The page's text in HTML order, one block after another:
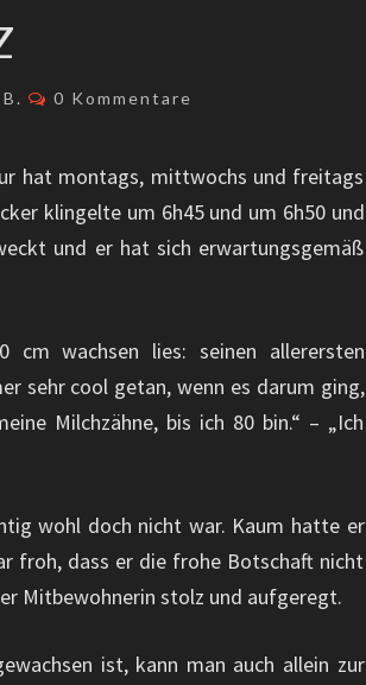
Kommentare
0 Kommentare
hat montags, mittwochs und freitags
klingelte um 6h45 und um 6h50 und
und er hat sich erwartungsgemäß
wachsen lies: seinen allerersten
sehr cool getan, wenn es darum ging,
Milchzähne, bis ich 80 bin.“ – „Ich
wohl doch nicht war. Kaum hatte er
froh, dass er die frohe Botschaft nicht
Mitbewohnerin stolz und aufgeregt.
ist, kann man auch allein zur